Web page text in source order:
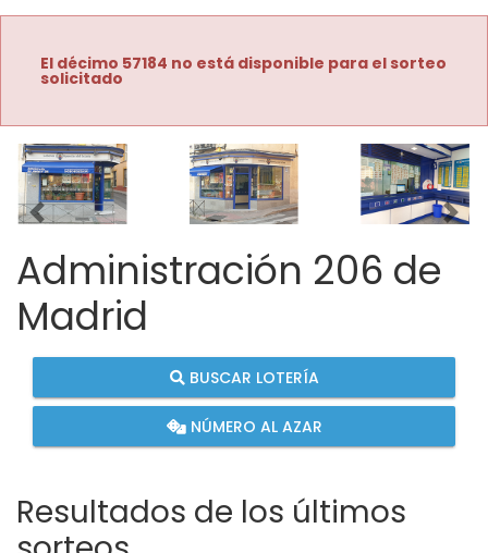
El décimo 57184 no está disponible para el sorteo
solicitado
Imagen anterior
Administración 206 de
Madrid
BUSCAR LOTERÍA
NÚMERO AL AZAR
Resultados de los últimos